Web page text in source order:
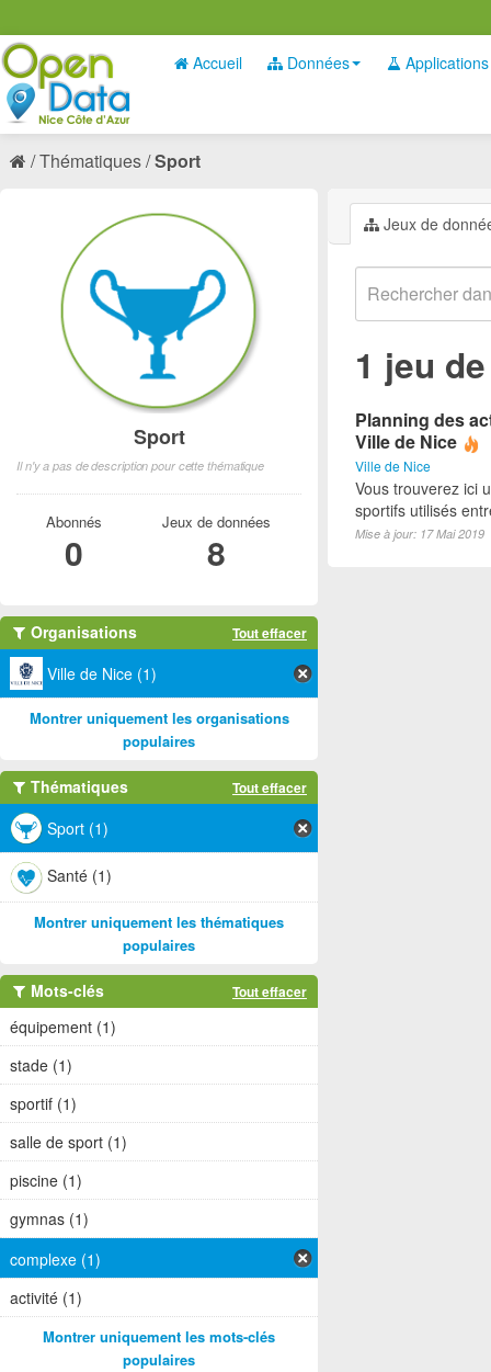
Accueil Données Applications
Thématiques Sport
Jeux de
1 jeu
Planning des
Ville de Nice
Ville de Nice
Vous trouverez ici
sportifs utilisés
Mise à jour: 17 Mai 2019
Sport
Il n'y a pas de description pour cette thématique
Abonnés
0
Jeux de données
8
Organisations Tout effacer
Ville de Nice (1)
Montrer uniquement les organisations
populaires
Thématiques Tout effacer
Sport (1)
Santé (1)
Montrer uniquement les thématiques
populaires
Mots-clés Tout effacer
équipement (1)
stade (1)
sportif (1)
salle de sport (1)
piscine (1)
gymnas (1)
complexe (1)
activité (1)
Montrer uniquement les mots-clés
populaires